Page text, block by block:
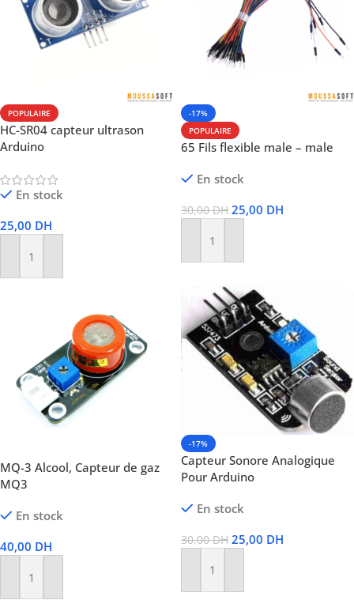
POPULAIRE
HC-SR04 capteur ultrason
Arduino
En stock
25,00 DH
Ajouter Au Panier
-17%
POPULAIRE
65 Fils flexible male – male
En stock
30,00DH 25,00 DH
Ajouter Au Panier
MQ-3 Alcool, Capteur de gaz
MQ3
En stock
40,00 DH
Ajouter Au Panier
-17%
Capteur Sonore Analogique
Pour Arduino
En stock
30,00DH 25,00 DH
Ajouter Au Panier